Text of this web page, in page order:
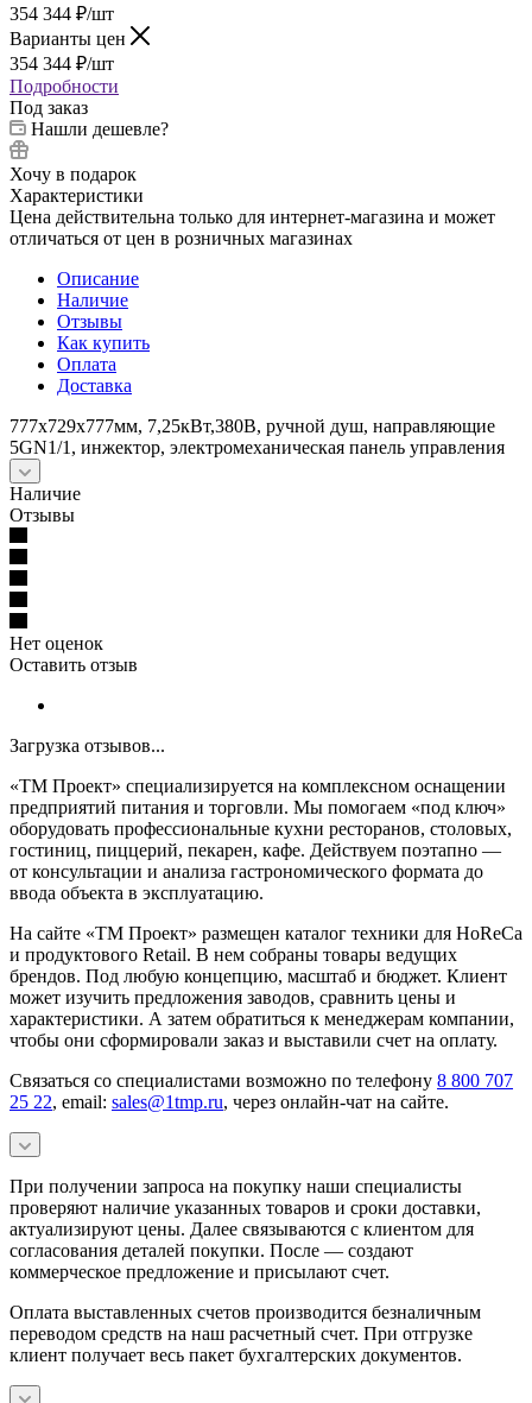
354 344 ₽/шт
Варианты цен
354 344 ₽/шт
Подробности
Под заказ
Нашли дешевле?
Хочу в подарок
Характеристики
Цена действительна только для интернет-магазина и может
отличаться от цен в розничных магазинах
Описание
Наличие
Отзывы
Как купить
Оплата
Доставка
777х729х777мм, 7,25кВт,380В, ручной душ, направляющие
5GN1/1, инжектор, электромеханическая панель управления
Наличие
Отзывы
Нет оценок
Оставить отзыв
Загрузка отзывов...
«ТМ Проект» специализируется на комплексном оснащении
предприятий питания и торговли. Мы помогаем «под ключ»
оборудовать профессиональные кухни ресторанов, столовых,
гостиниц, пиццерий, пекарен, кафе. Действуем поэтапно —
от консультации и анализа гастрономического формата до
ввода объекта в эксплуатацию.
На сайте «ТМ Проект» размещен каталог техники для HoReCa
и продуктового Retail. В нем собраны товары ведущих
брендов. Под любую концепцию, масштаб и бюджет. Клиент
может изучить предложения заводов, сравнить цены и
характеристики. А затем обратиться к менеджерам компании,
чтобы они сформировали заказ и выставили счет на оплату.
Связаться со специалистами возможно по телефону 8 800 707
25 22, email: sales@1tmp.ru, через онлайн-чат на сайте.
При получении запроса на покупку наши специалисты
проверяют наличие указанных товаров и сроки доставки,
актуализируют цены. Далее связываются с клиентом для
согласования деталей покупки. После — создают
коммерческое предложение и присылают счет.
Оплата выставленных счетов производится безналичным
переводом средств на наш расчетный счет. При отгрузке
клиент получает весь пакет бухгалтерских документов.